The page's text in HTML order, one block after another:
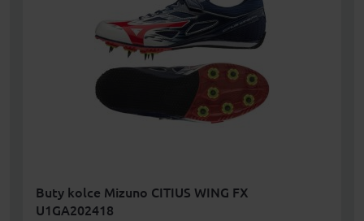
Buty kolce Mizuno CITIUS WING FX
U1GA202418